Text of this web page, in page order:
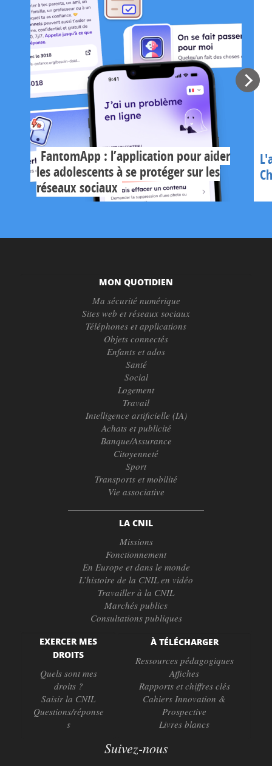
FantomApp : l’application pour aider
les adolescents à se protéger sur les
réseaux sociaux
MON QUOTIDIEN
Ma sécurité numérique
Sites web et réseaux sociaux
Téléphones et applications
Objets connectés
Enfants et ados
Santé
Social
Logement
Travail
Intelligence artificielle (IA)
Achats et publicité
Banque/Assurance
Citoyenneté
Sport
Transports et mobilité
Vie associative
LA CNIL
Missions
Fonctionnement
En Europe et dans le monde
L’histoire de la CNIL en vidéo
Travailler à la CNIL
Marchés publics
Consultations publiques
EXERCER MES
DROITS
Quels sont mes
droits ?
Saisir la CNIL
Questions/réponse
s
À TÉLÉCHARGER
Ressources pédagogiques
Affiches
Rapports et chiffres clés
Cahiers Innovation &
Prospective
Livres blancs
Suivez-nous